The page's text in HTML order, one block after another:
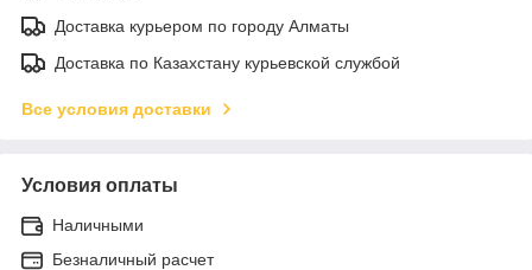
Доставка курьером по городу Алматы
Доставка по Казахстану курьевской службой
Все условия доставки
Условия оплаты
Наличными
Безналичный расчет